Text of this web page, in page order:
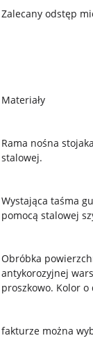
Zalecany odstęp
Materiały
Rama nośna
stalowej.
Wystająca taśma
pomocą stalowej
Obróbka
antykorozyjnej
proszkowo. Kolor
fakturze można